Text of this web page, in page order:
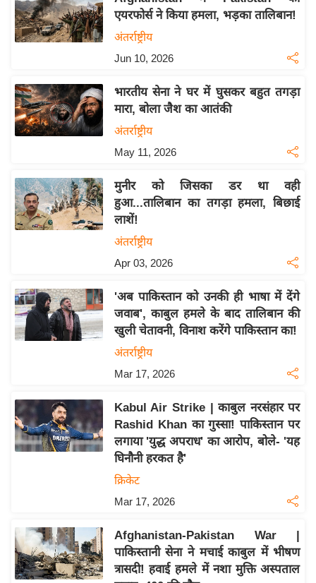
ज
ग
त
शे
ष
ज्ञ
रा
ब
ज
ट
खे
के
ट
I
0
2
6
ई
-
पे
प
एयरफोर्स ने किया हमला, भड़का तालिबान!
अंतर्राष्ट्रीय
Jun 10, 2026
भारतीय सेना ने घर में घुसकर बहुत तगड़ा
मारा, बोला जैश का आतंकी
अंतर्राष्ट्रीय
May 11, 2026
मुनीर को जिसका डर था वही
हुआ...तालिबान का तगड़ा हमला, बिछाई
लाशें!
अंतर्राष्ट्रीय
Apr 03, 2026
'अब पाकिस्तान को उनकी ही भाषा में देंगे
जवाब', काबुल हमले के बाद तालिबान की
खुली चेतावनी, विनाश करेंगे पाकिस्तान का!
अंतर्राष्ट्रीय
Mar 17, 2026
Kabul Air Strike | काबुल नरसंहार पर
Rashid Khan का गुस्सा! पाकिस्तान पर
लगाया 'युद्ध अपराध' का आरोप, बोले- 'यह
घिनौनी हरकत है'
क्रिकेट
Mar 17, 2026
Afghanistan-Pakistan War |
पाकिस्तानी सेना ने मचाई काबुल में भीषण
त्रासदी! हवाई हमले में नशा मुक्ति अस्पताल